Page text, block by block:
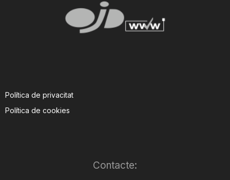
Política de privacitat
Política de cookies
Contacte: